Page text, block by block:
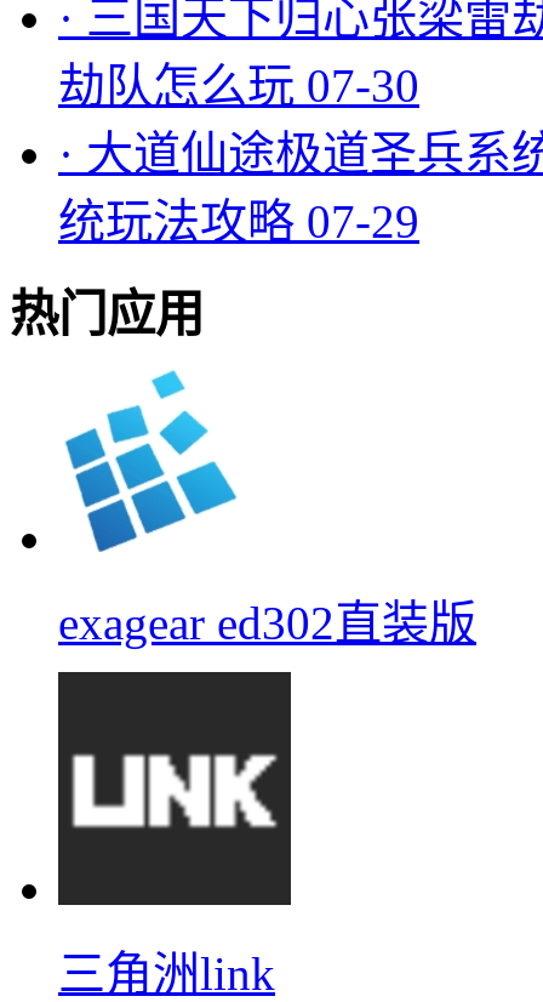
· 三国天下归心张梁雷
劫队怎么玩 07-30
· 大道仙途极道圣兵系
统玩法攻略 07-29
热门应用
exagear ed302直装版
三角洲link